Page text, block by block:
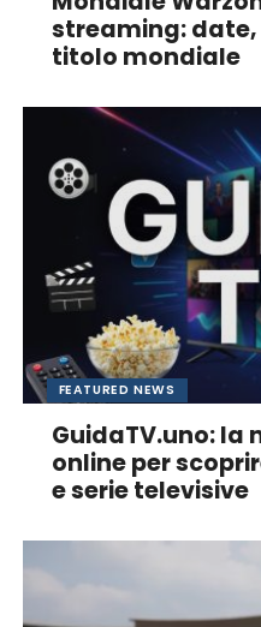
streaming: date,
titolo mondiale
FEATURED NEWS
GuidaTV.uno: la
online per
e serie televisive